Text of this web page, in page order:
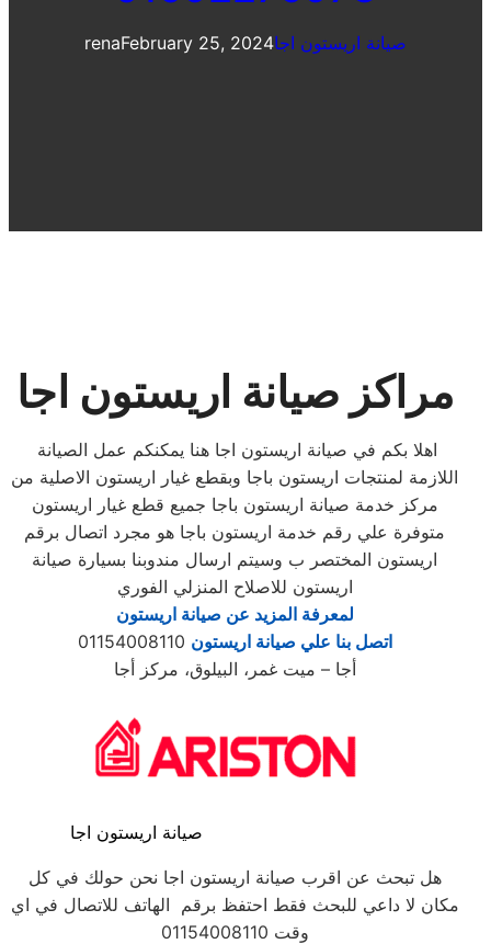
renaFebruary 25, 2024صيانة اريستون اجا
مراكز صيانة اريستون اجا
اللازمة لمنتجات اريستون باجا وبقطع غيار اريستون الاصلية من
مركز خدمة صيانة اريستون باجا جميع قطع غيار اريستون
متوفرة علي رقم خدمة اريستون باجا هو مجرد اتصال برقم
اريستون المختصر ب وسيتم ارسال مندوبنا بسيارة صيانة
اريستون للاصلاح المنزلي الفوري
لمعرفة المزيد عن صيانة اريستون
اتصل بنا علي صيانة اريستون
أجا – ميت غمر، البيلوق، مركز أجا
صيانة اريستون اجا
هل تبحث عن اقرب صيانة اريستون اجا نحن حولك في كل
مكان لا داعي للبحث فقط احتفظ برقم الهاتف للاتصال في اي
وقت 01154008110